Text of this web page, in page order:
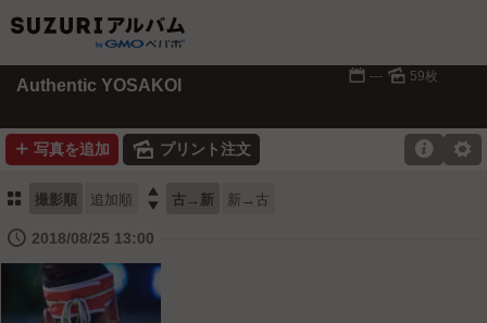
Authentic YOSAKOI 📅 --- 🌄 59枚
➕ 写真を追加 🌄 プリント注文 ⚙

⚏ 撮影順 追加順  古→新 新→古
🕔 2018/08/25 13:00